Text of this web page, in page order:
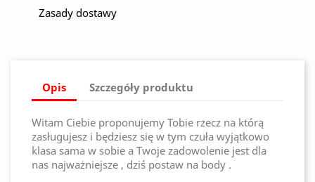
Zasady dostawy
Opis Szczegóły produktu
Witam Ciebie proponujemy Tobie rzecz na którą
zasługujesz i będziesz się w tym czuła wyjątkowo
klasa sama w sobie a Twoje zadowolenie jest dla
nas najważniejsze , dziś postaw na body .